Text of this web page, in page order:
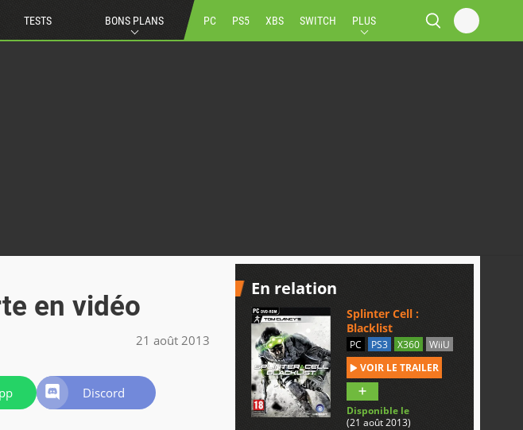
TESTS BONS PLANS PC PS5 XBS SWITCH PLUS
en vidéo
21 août 2013
Discord
En relation
Splinter Cell :
Blacklist
PC PS3 X360
WiiU
VOIR LE TRAILER
Disponible le
(21 août 2013)